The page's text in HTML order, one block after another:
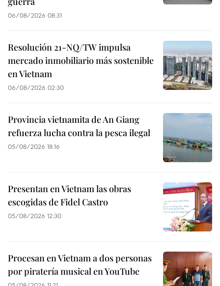
06/08/2026 08:31
Resolución 21-NQ/TW impulsa
mercado inmobiliario más sostenible
en Vietnam
06/08/2026 02:30
Provincia vietnamita de An Giang
refuerza lucha contra la pesca ilegal
05/08/2026 18:16
Presentan en Vietnam las obras
escogidas de Fidel Castro
05/08/2026 12:30
Procesan en Vietnam a dos personas
por piratería musical en YouTube